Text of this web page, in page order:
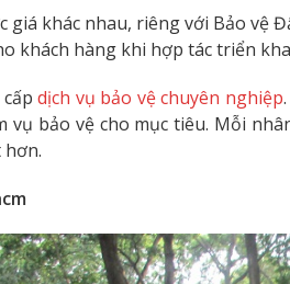
khác nhau, riêng với Bảo
khách hàng khi hợp tác triển
cấpdịch vụ bảo vệ chuyên nghiệp
bảo vệ cho mục tiêu. Mỗi